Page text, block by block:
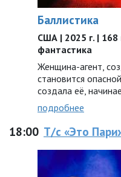
Баллистика
США | 2025 г. |
фантастика
Женщина-агент,
становится
создала её,
подробнее
18:00 Т/с «Это